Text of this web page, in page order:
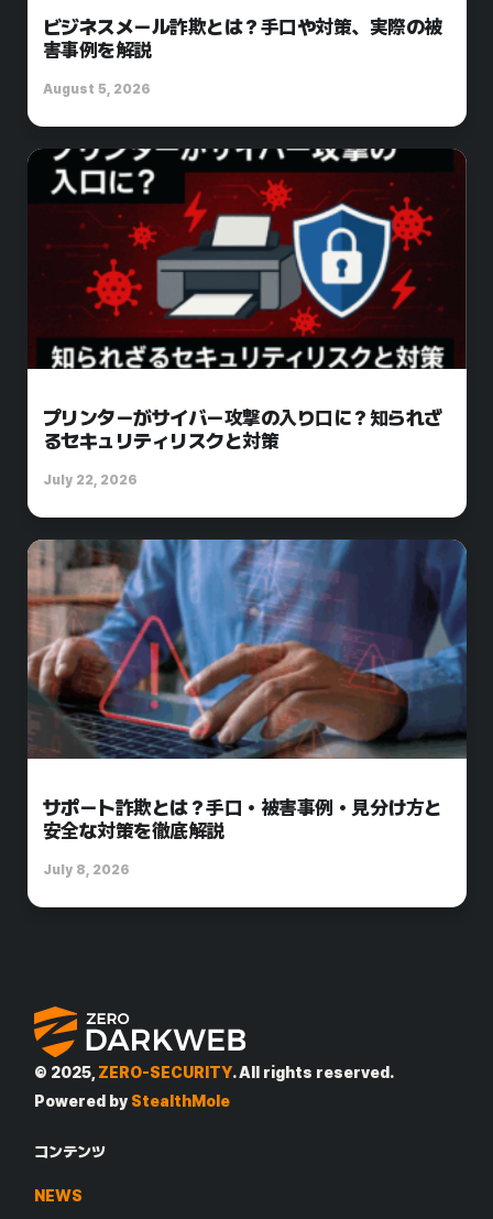
ビジネスメール詐欺とは？手口や対策、実際の被
害事例を解説
August 5, 2026
プリンターがサイバー攻撃の入り口に？知られざ
るセキュリティリスクと対策
July 22, 2026
サポート詐欺とは？手口・被害事例・見分け方と
安全な対策を徹底解説
July 8, 2026
© 2025, ZERO-SECURITY. All rights reserved.
Powered by StealthMole
コンテンツ
NEWS